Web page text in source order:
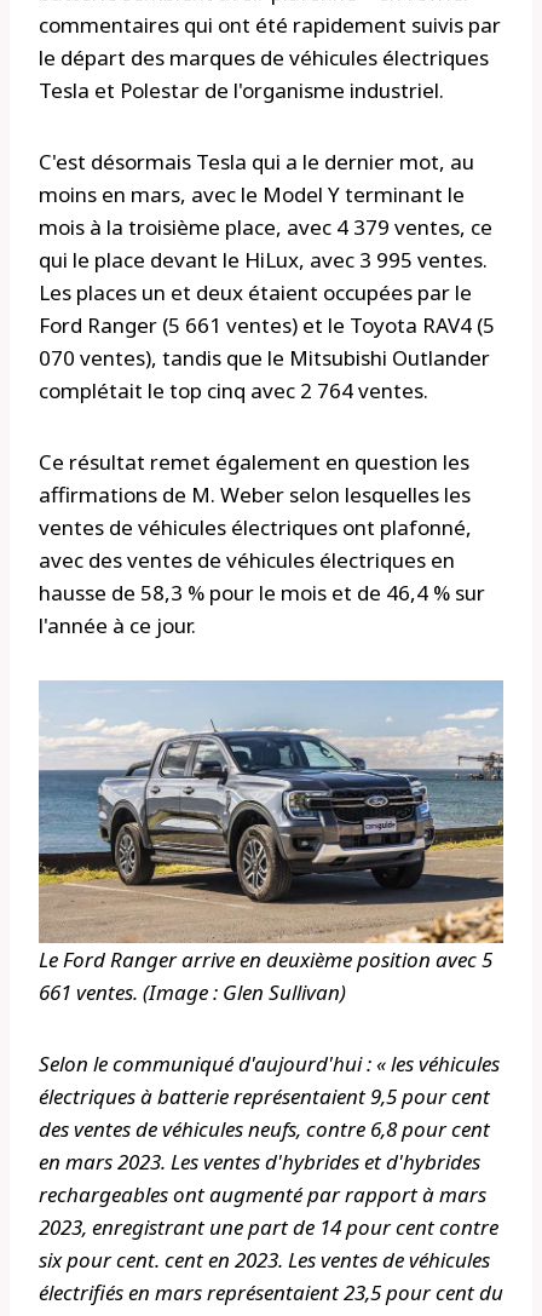
commentaires qui ont été rapidement suivis par
le départ des marques de véhicules électriques
Tesla et Polestar de l'organisme industriel.
C'est désormais Tesla qui a le dernier mot, au
moins en mars, avec le Model Y terminant le
mois à la troisième place, avec 4 379 ventes, ce
qui le place devant le HiLux, avec 3 995 ventes.
Les places un et deux étaient occupées par le
Ford Ranger (5 661 ventes) et le Toyota RAV4 (5
070 ventes), tandis que le Mitsubishi Outlander
complétait le top cinq avec 2 764 ventes.
Ce résultat remet également en question les
affirmations de M. Weber selon lesquelles les
ventes de véhicules électriques ont plafonné,
avec des ventes de véhicules électriques en
hausse de 58,3 % pour le mois et de 46,4 % sur
l'année à ce jour.
Le Ford Ranger arrive en deuxième position avec 5
661 ventes. (Image : Glen Sullivan)
Selon le communiqué d'aujourd'hui : « les véhicules
électriques à batterie représentaient 9,5 pour cent
des ventes de véhicules neufs, contre 6,8 pour cent
en mars 2023. Les ventes d'hybrides et d'hybrides
rechargeables ont augmenté par rapport à mars
2023, enregistrant une part de 14 pour cent contre
six pour cent. cent en 2023. Les ventes de véhicules
électrifiés en mars représentaient 23,5 pour cent du